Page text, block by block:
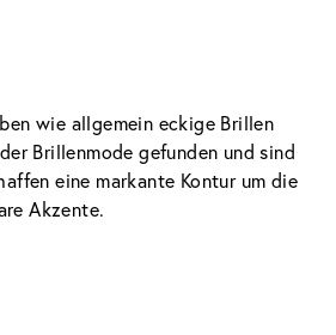
wie allgemein eckige Brillen
Brillenmode gefunden und sind
eine markante Kontur um die
Akzente.